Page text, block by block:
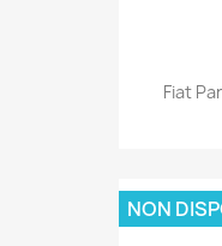
Fiat
NON